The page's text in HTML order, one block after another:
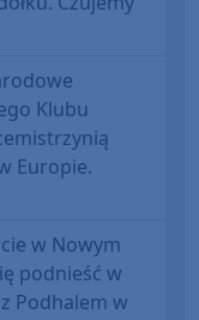
Klubu
Europie.
w Nowym
podnieść w
Podhalem w